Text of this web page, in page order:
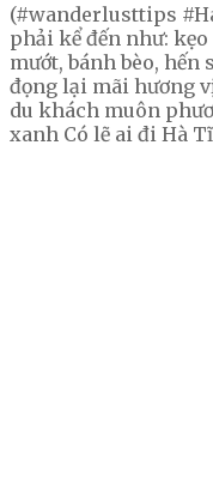
(#wanderlusttips
phải kể đến như:
mướt, bánh bèo, hến
đọng lại mãi hương
du khách muôn
xanh Có lẽ ai đi Hà